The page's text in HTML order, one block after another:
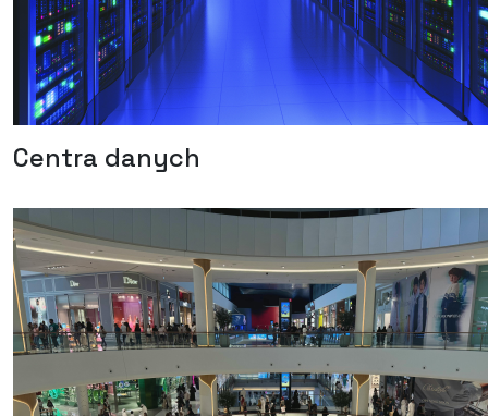
Centra danych